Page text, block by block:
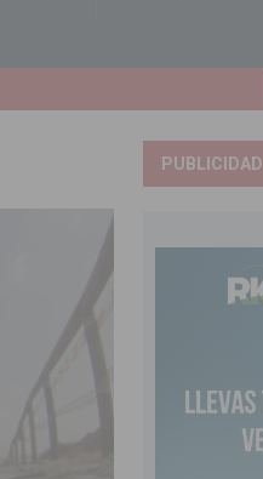
PUBLICIDAD